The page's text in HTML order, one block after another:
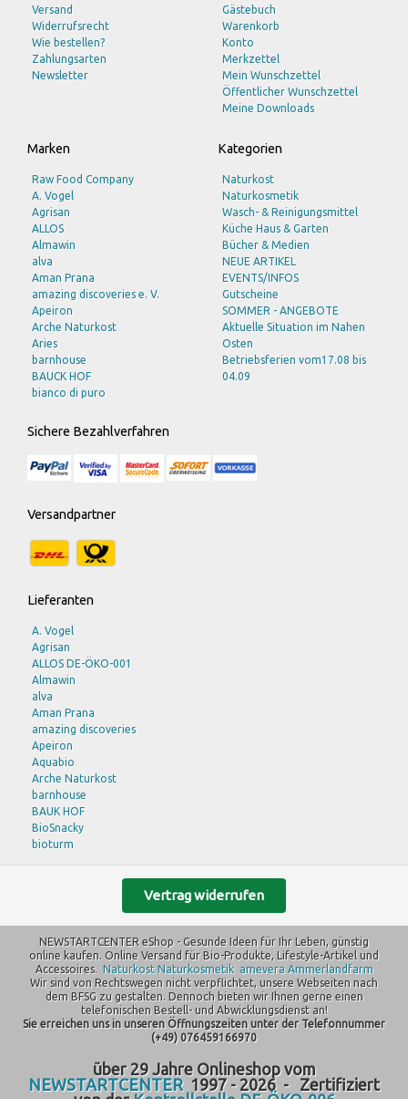
Versand
Widerrufsrecht
Wie bestellen?
Zahlungsarten
Newsletter
Gästebuch
Warenkorb
Konto
Merkzettel
Mein Wunschzettel
Öffentlicher Wunschzettel
Meine Downloads
Marken
Raw Food Company
A. Vogel
Agrisan
ALLOS
Almawin
alva
Aman Prana
amazing discoveries e. V.
Apeiron
Arche Naturkost
Aries
barnhouse
BAUCK HOF
bianco di puro
bioturm
Bohlsener Mühle
Braun
Burts Bees
C M D
CLV
ECOVER
Eschenfelder
ESGE
Farfalla
Felicia - eco united GmbH
FITNE
Govinda
GSE
hawos
Herbaria
Heyne
Hinsch
Hohnberger
If You Care
Kenwood
LaSelva
lavera
LEBENSBAUM
Logona
Martina Gebhardt
Naturkorn Mühle Wertz
Kategorien
Naturkost
Naturkosmetik
Wasch- & Reinigungsmittel
Küche Haus & Garten
Bücher & Medien
NEUE ARTIKEL
EVENTS/INFOS
Gutscheine
SOMMER - ANGEBOTE
Aktuelle Situation im Nahen
Osten
Betriebsferien vom17.08 bis
04.09
Sichere Bezahlverfahren
Versandpartner
Lieferanten
A. Vogel
Agrisan
ALLOS DE-ÖKO-001
Almawin
alva
Aman Prana
amazing discoveries
Apeiron
Aquabio
Arche Naturkost
barnhouse
BAUK HOF
BioSnacky
bioturm
Byodo
C M D
Carbonit Wasserfilter
DAVERT
DE RIT
DR. GRANDEL
Dr. Hauschka
ERNTESEGEN
Vertrag widerrufen
NEWSTARTCENTER eShop - Gesunde Ideen für Ihr Leben, günstig
online kaufen. Online Versand für Bio-Produkte, Lifestyle-Artikel und
Accessoires. Naturkost Naturkosmetik amevera Ammerlandfarm
Wir sind von Rechtswegen nicht verpflichtet, unsere Webseiten nach
dem BFSG zu gestalten. Dennoch bieten wir Ihnen gerne einen
telefonischen Bestell- und Abwicklungsdienst an!
Sie erreichen uns in unseren Öffnungszeiten unter der Telefonnummer
(+49) 076459166970
über 29 Jahre Onlineshop vom
NEWSTARTCENTER1997 - 2026 - Zertifiziert